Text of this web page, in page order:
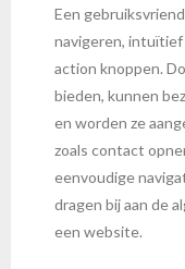
Een
navigeren,
action knoppen.
bieden, kunnen
en worden ze
zoals contact
eenvoudige
dragen bij aan de
een website.